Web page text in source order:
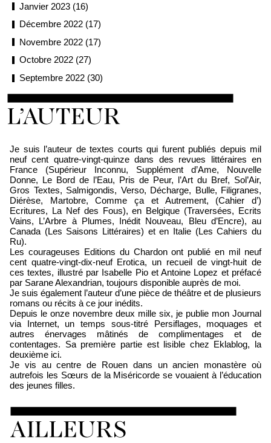
Janvier 2023 (16)
Décembre 2022 (17)
Novembre 2022 (17)
Octobre 2022 (27)
Septembre 2022 (30)
Je suis l’auteur de textes courts qui furent publiés depuis mil
neuf cent quatre-vingt-quinze dans des revues littéraires en
France (Supérieur Inconnu, Supplément d’Ame, Nouvelle
Donne, Le Bord de l’Eau, Pris de Peur, l’Art du Bref, Sol’Air,
Gros Textes, Salmigondis, Verso, Décharge, Bulle, Filigranes,
Diérèse, Martobre, Comme ça et Autrement, (Cahier d’)
Ecritures, La Nef des Fous), en Belgique (Traversées, Ecrits
Vains, L’Arbre à Plumes, Inédit Nouveau, Bleu d’Encre), au
Canada (Les Saisons Littéraires) et en Italie (Les Cahiers du
Ru).
Les courageuses Editions du Chardon ont publié en mil neuf
cent quatre-vingt-dix-neuf Erotica, un recueil de vingt-huit de
ces textes, illustré par Isabelle Pio et Antoine Lopez et préfacé
par Sarane Alexandrian, toujours disponible auprès de moi.
Je suis également l’auteur d’une pièce de théâtre et de plusieurs
romans ou récits à ce jour inédits.
Depuis le onze novembre deux mille six, je publie mon Journal
via Internet, un temps sous-titré Persiflages, moquages et
autres énervages mâtinés de complimentages et de
contentages. Sa première partie est lisible chez Eklablog, la
deuxième ici.
Je vis au centre de Rouen dans un ancien monastère où
autrefois les Sœurs de la Miséricorde se vouaient à l’éducation
des jeunes filles.